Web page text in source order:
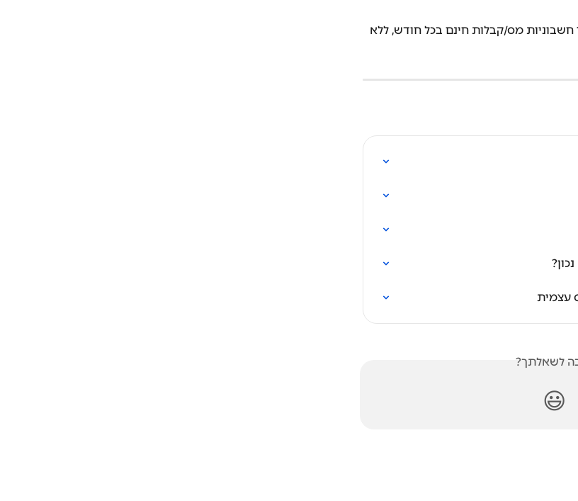
להצטרפות למערכת SUMIT, המאפשרת הפקת 10 חשבוניות מס/קבלות חינם בכל חודש, ללא
עצמית
לשאלתך?
😃